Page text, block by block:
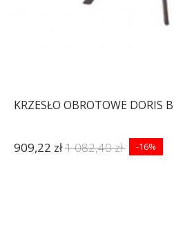
KRZESŁO OBROTOWE DORIS
909,22 zł1 082,40 zł -16%